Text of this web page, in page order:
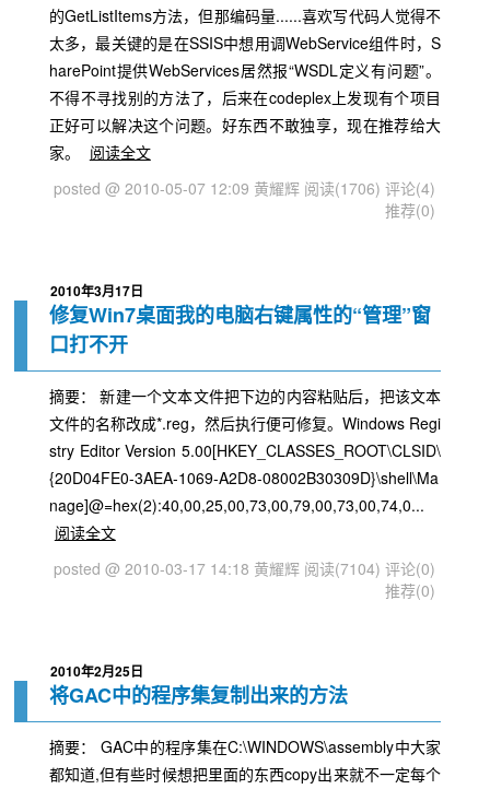
的GetListItems方法，但那编码量......喜欢写代码人觉得不
太多，最关键的是在SSIS中想用调WebService组件时，S
harePoint提供WebServices居然报“WSDL定义有问题”。
不得不寻找别的方法了，后来在codeplex上发现有个项目
正好可以解决这个问题。好东西不敢独享，现在推荐给大
家。
阅读全文
posted @ 2010-05-07 12:09 黄耀辉 阅读(1706) 评论(4)
推荐(0)
2010年3月17日
修复Win7桌面我的电脑右键属性的“管理”窗
口打不开
摘要： 新建一个文本文件把下边的内容粘贴后，把该文本
文件的名称改成*.reg，然后执行便可修复。Windows Regi
stry Editor Version 5.00[HKEY_CLASSES_ROOT\CLSID\
{20D04FE0-3AEA-1069-A2D8-08002B30309D}\shell\Ma
nage]@=hex(2):40,00,25,00,73,00,79,00,73,00,74,0...
阅读全文
posted @ 2010-03-17 14:18 黄耀辉 阅读(7104) 评论(0)
推荐(0)
2010年2月25日
将GAC中的程序集复制出来的方法
摘要： GAC中的程序集在C:\WINDOWS\assembly中大家
都知道,但有些时候想把里面的东西copy出来就不一定每个